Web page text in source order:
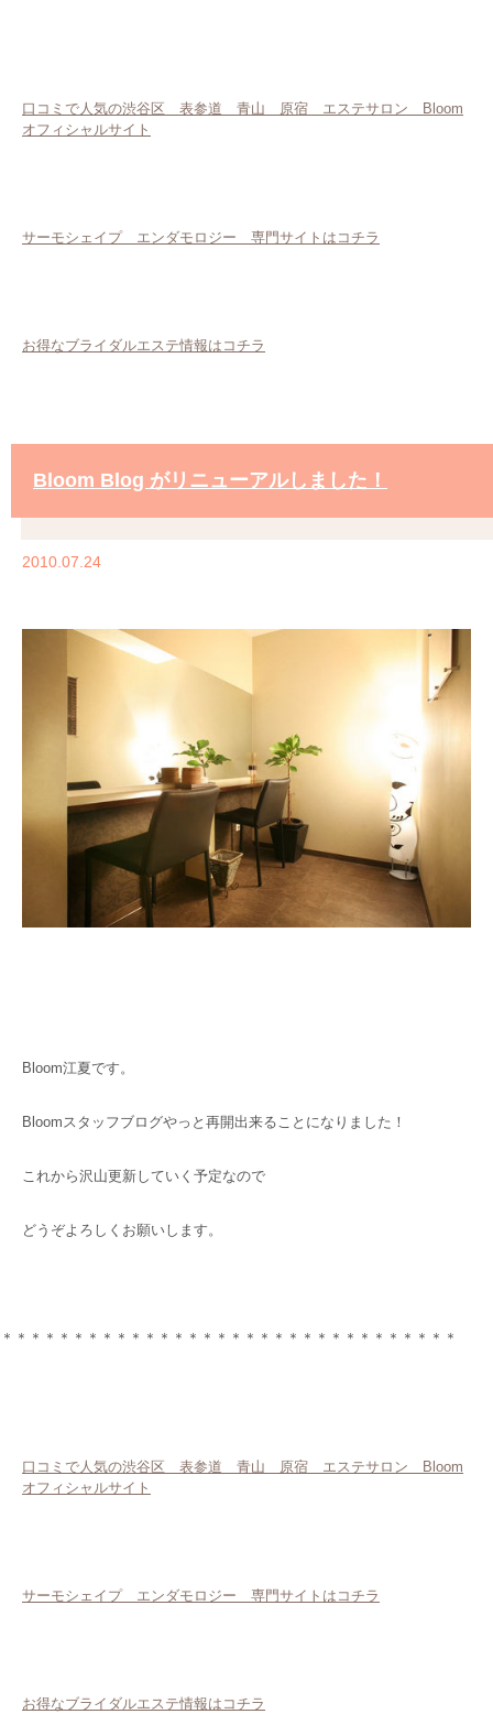
口コミで人気の渋谷区 表参道 青山 原宿 エステサロン Bloom
オフィシャルサイト
サーモシェイプ エンダモロジー 専門サイトはコチラ
お得なブライダルエステ情報はコチラ
Bloom Blog がリニューアルしました！
2010.07.24
Bloom江夏です。
Bloomスタッフブログやっと再開出来ることになりました！
これから沢山更新していく予定なので
どうぞよろしくお願いします。
＊＊＊＊＊＊＊＊＊＊＊＊＊＊＊＊＊＊＊＊＊＊＊＊＊＊＊＊＊＊＊＊
口コミで人気の渋谷区 表参道 青山 原宿 エステサロン Bloom
オフィシャルサイト
サーモシェイプ エンダモロジー 専門サイトはコチラ
お得なブライダルエステ情報はコチラ